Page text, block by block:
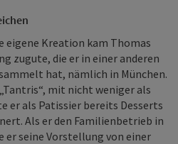
eigene Kreation kam Thomas
zugute, die er in einer anderen
hat, nämlich in München.
mit nicht weniger als
er als Patissier bereits Desserts
Als er den Familienbetrieb in
seine Vorstellung von einer